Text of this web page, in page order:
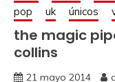
pop
uk únicos
the magic
collins
21 mayo 2014